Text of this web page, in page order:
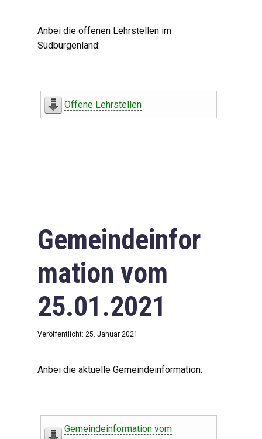
Anbei die offenen Lehrstellen im
Südburgenland:
Offene Lehrstellen
Gemeindeinfor
mation vom
25.01.2021
Veröffentlicht: 25. Januar 2021
Anbei die aktuelle Gemeindeinformation:
Gemeindeinformation vom